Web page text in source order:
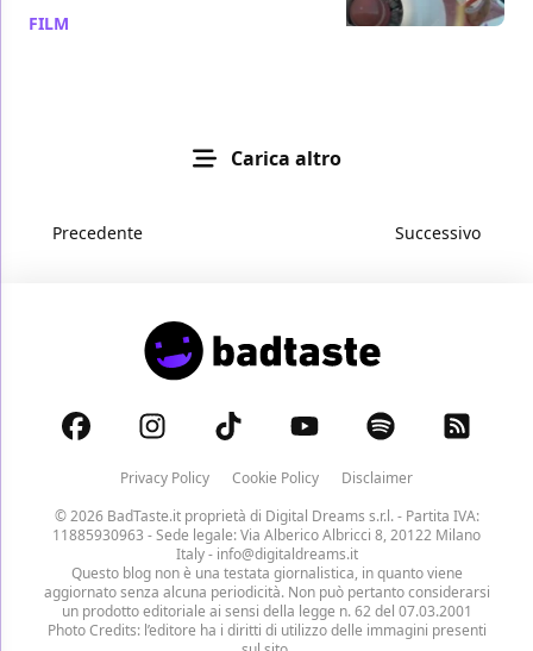
FILM
Carica altro
Precedente Successivo
Privacy Policy Cookie Policy
Disclaimer
© 2026 BadTaste.it proprietà di Digital Dreams s.r.l.- Partita IVA:
11885930963 - Sede legale: Via Alberico Albricci 8, 20122 Milano
Italy - info@digitaldreams.it
Questo blog non è una testata giornalistica, in quanto viene
aggiornato senza alcuna periodicità. Non può pertanto considerarsi
un prodotto editoriale ai sensi della legge n. 62 del 07.03.2001
Photo Credits: l’editore ha i diritti di utilizzo delle immagini presenti